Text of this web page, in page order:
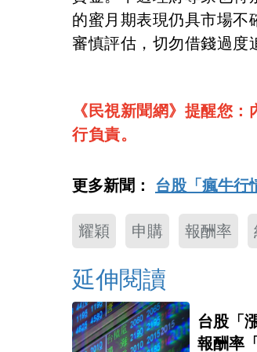
的蜜月期表現仍具市場不
審慎評估，切勿借錢過度
《民視新聞網》提醒您
行負責。
更多新聞： 台股「瘋牛行
耀穎 申購 報酬率
延伸閱讀
台股「
報酬率